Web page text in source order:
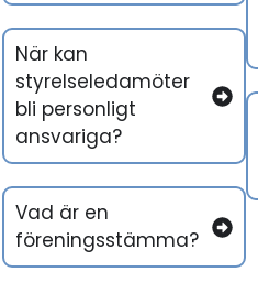
När kan
styrelseledamöter
bli personligt
ansvariga?
Vad är en
föreningsstämma?